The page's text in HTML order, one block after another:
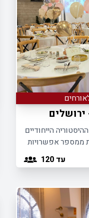
ירושלים
הייחודיים
ממספר אפשרויות
עד 120